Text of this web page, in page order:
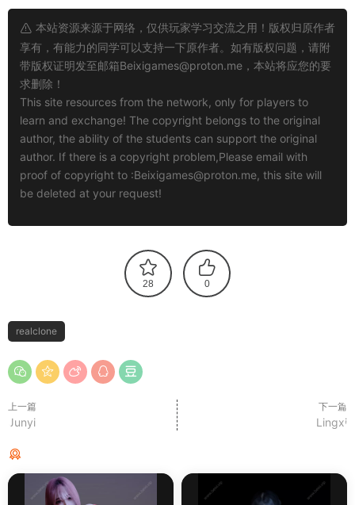
本站资源来源于网络，仅供玩家学习交流之用！版权归原作者
享有，有能力的同学可以支持一下原作者。如有版权问题，请附
带版权证明发至邮箱Beixigames@proton.me ，本站将应您的要
求删除！
This site resources from the network, only for players to
learn and exchange! The copyright belongs to the original
author, the ability of the students can support the original
author. If there is a copyright problem,Please email with
proof of copyright to :Beixigames@proton.me, this site will
be deleted at your request!
28 0
realclone
上一篇
Junyi
下一篇
Lingxi